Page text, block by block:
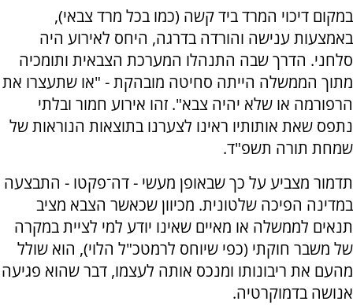
במקום דיכוי המרד ביד קשה (כמו בכל מרד צבאי),
באמצעות ענישה והורדה בדרגה, היחס לאירוע היה
סלחני. הדרך שבה התנהלו המערכת הצבאית ותומכיה
מתוך הממשלה הייתה סחיטה מובהקת - "או שתעצרו את
הרפורמה או שלא יהיה צבא". זהו אירוע חמור ובלתי
נתפס שאת אותותיו ראינו לצערנו בתוצאות הנוראות של
שמחת תורה תשפ"ד.
תדמור מצביע על כך שבאופן מעשי - דה־פקטו - התבצעה
במדינה הפיכה שלטונית. מכיוון שכאשר הצבא מציב
תנאים לממשלה או מאיים שאינו יודע למי לציית במקרה
של משבר חוקתי (כפי שיוחס לרמטכ"ל הלוי), הוא שולל
מהעם את ריבונותו ומנכס אותה לעצמו, דבר שהוא פגיעה
אנושה בדמוקרטיה.